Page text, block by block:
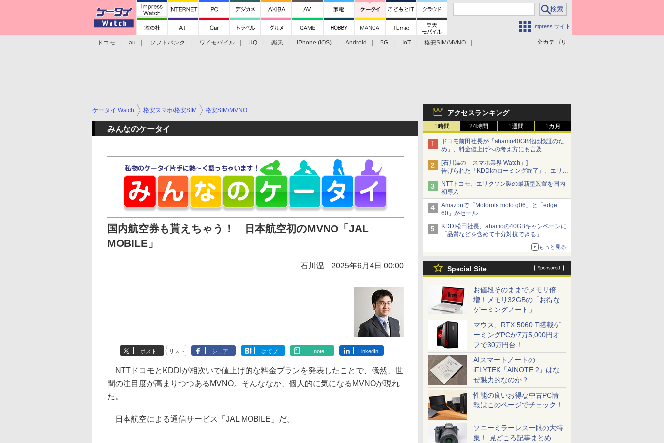
Impress サイト
全カテゴリ
ドコモ au ソフトバンク ワイモバイル UQ 楽天 iPhone (iOS) Android 5G IoT
格安SIM/MVNO
アクセスランキング
1時間 24時間 1週間 1カ月
ドコモ前田社長が「ahamo40GB化は検証のた
め」、料金値上げへの考え方にも言及
[石川温の「スマホ業界 Watch」]
告げられた「KDDIのローミング終了」、エリア
マップの落とし穴と楽天モバイルの課題
NTTドコモ、エリクソン製の最新型装置を国内
初導入
Amazonで「Motorola moto g06」と「edge
60」がセール
KDDI松田社長、ahamoの40GBキャンペーンに
「品質などを含めて十分対抗できる」
もっと見る
Special Site
お値段そのままでメモリ倍
増！メモリ32GBの「お得な
ゲーミングノート」
マウス、RTX 5060 Ti搭載ゲ
ーミングPCが7万5,000円オ
フで30万円台！
AIスマートノートの
iFLYTEK「AINOTE 2」はな
ぜ魅力的なのか？
性能の良いお得な中古PC情
報はこのページでチェック！
ソニーミラーレス一眼の大特
集！ 見どころ記事まとめ
ケータイ Watch 格安スマホ/格安SIM 格安SIM/MVNO
みんなのケータイ
国内航空券も貰えちゃう！ 日本航空初のMVNO「JAL
MOBILE」
石川温 2025年6月4日 00:00
ポスト リスト シェア はてブ note LinkedIn
NTTドコモとKDDIが相次いで値上げ的な料金プランを発表したことで、俄然、世
間の注目度が高まりつつあるMVNO。そんななか、個人的に気になるMVNOが現れ
た。
日本航空による通信サービス「JAL MOBILE」だ。